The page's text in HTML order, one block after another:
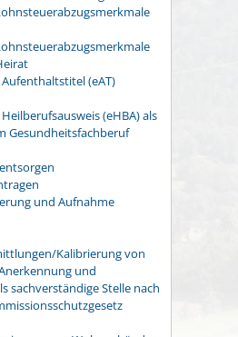
(eAT)
(eHBA) als
Gesundheitsfachberuf
und Aufnahme
Kalibrierung von
und
sachverständige Stelle nach